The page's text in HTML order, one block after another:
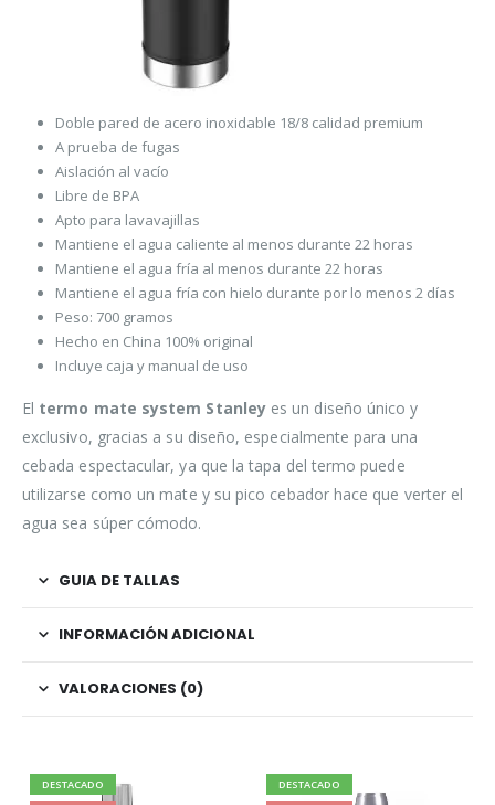
Doble pared de acero inoxidable 18/8 calidad premium
A prueba de fugas
Aislación al vacío
Libre de BPA
Apto para lavavajillas
Mantiene el agua caliente al menos durante 22 horas
Mantiene el agua fría al menos durante 22 horas
Mantiene el agua fría con hielo durante por lo menos 2 días
Peso: 700 gramos
Hecho en China 100% original
Incluye caja y manual de uso
El termo mate system Stanleyes un diseño único y
exclusivo, gracias a su diseño, especialmente para una
cebada espectacular, ya que la tapa del termo puede
utilizarse como un mate y su pico cebador hace que verter el
agua sea súper cómodo.
GUIA DE TALLAS
INFORMACIÓN ADICIONAL
VALORACIONES (0)
DESTACADO
DESTACADO